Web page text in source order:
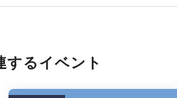
するイベント